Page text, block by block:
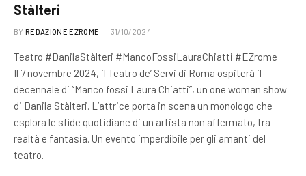
Stàlteri
BY REDAZIONE EZROME 31/10/2024
Teatro #DanilaStàlteri #MancoFossiLauraChiatti #EZrome
Il 7 novembre 2024, il Teatro de’ Servi di Roma ospiterà il
decennale di “Manco fossi Laura Chiatti”, un one woman show
di Danila Stàlteri. L’attrice porta in scena un monologo che
esplora le sfide quotidiane di un artista non affermato, tra
realtà e fantasia. Un evento imperdibile per gli amanti del
teatro.